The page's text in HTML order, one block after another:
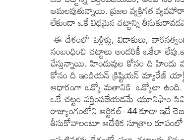
అమలవుతున్నాయి. ప్రజల వ్యక్తిగత
లేకుండా ఒకే విధమైన చట్టాన్ని
ఈ దేశంలో పెళ్లిళ్లు, విడాకులు,
సంబంధించి చట్టాలు అందరికీ ఒకేలా
చేస్తున్నాయి. హిందువుల కోసం ది
కోసం ది ఇండియన్ క్రిష్టియన్ మ్యారేజ్
ఆధారంగా ఒక్కో మతానికి ఒక్కోలా ఉంది.
ఒకే చట్టం వర్తింపజేయడమే యూనిఫాం
రాజ్యాంగంలోని ఆర్టికల్- 44 కూడా ఇదే
తీసుకోవాలంటూ ఆదేశిక సూత్రాల